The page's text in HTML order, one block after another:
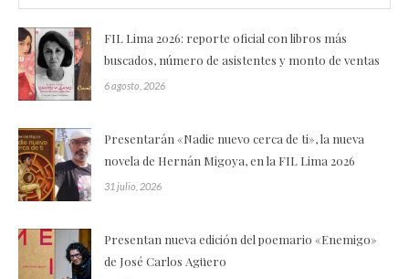
FIL Lima 2026: reporte oficial con libros más
buscados, número de asistentes y monto de ventas
6 agosto, 2026
Presentarán «Nadie nuevo cerca de ti», la nueva
novela de Hernán Migoya, en la FIL Lima 2026
31 julio, 2026
Presentan nueva edición del poemario «Enemigo»
de José Carlos Agüero